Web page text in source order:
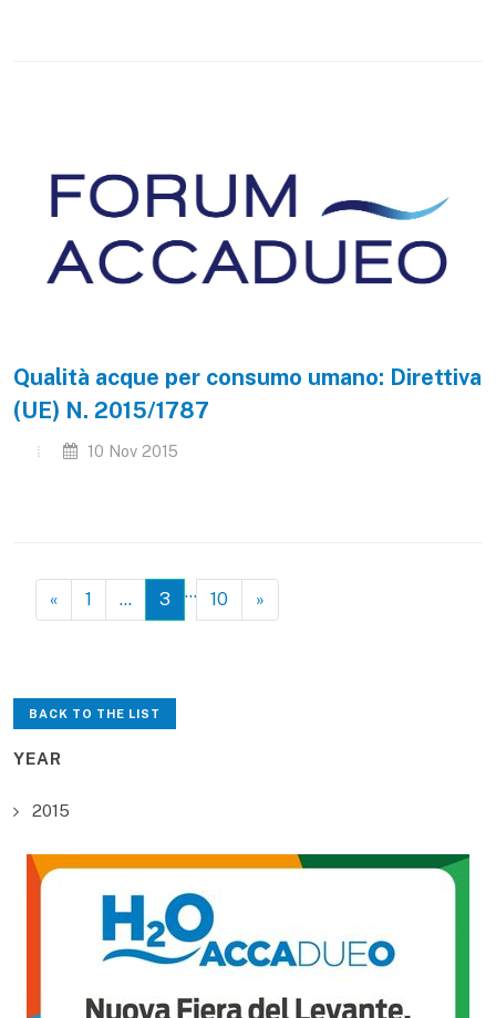
Qualità acque per consumo umano: Direttiva
(UE) N. 2015/1787
10 Nov 2015
« 1 … 3 … 10 »
BACK TO THE LIST
YEAR
2015